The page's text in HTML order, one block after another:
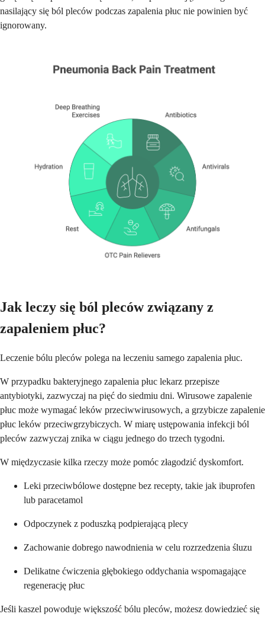
nasilający się ból pleców podczas zapalenia płuc nie powinien być
ignorowany.
Jak leczy się ból pleców związany z
zapaleniem płuc?
Leczenie bólu pleców polega na leczeniu samego zapalenia płuc.
W przypadku bakteryjnego zapalenia płuc lekarz przepisze
antybiotyki, zazwyczaj na pięć do siedmiu dni. Wirusowe zapalenie
płuc może wymagać leków przeciwwirusowych, a grzybicze zapalenie
płuc leków przeciwgrzybiczych. W miarę ustępowania infekcji ból
pleców zazwyczaj znika w ciągu jednego do trzech tygodni.
W międzyczasie kilka rzeczy może pomóc złagodzić dyskomfort.
Leki przeciwbólowe dostępne bez recepty, takie jak ibuprofen
lub paracetamol
Odpoczynek z poduszką podpierającą plecy
Zachowanie dobrego nawodnienia w celu rozrzedzenia śluzu
Delikatne ćwiczenia głębokiego oddychania wspomagające
regenerację płuc
Jeśli kaszel powoduje większość bólu pleców, możesz dowiedzieć się